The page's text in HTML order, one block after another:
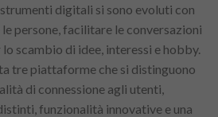
digitali si sono evoluti con
persone, facilitare le conversazioni
scambio di idee, interessi e hobby.
tre piattaforme che si distinguono
di connessione agli utenti,
funzionalità innovative e una